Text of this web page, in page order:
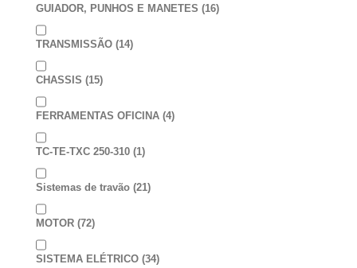
GUIADOR, PUNHOS E MANETES (16)
TRANSMISSÃO (14)
CHASSIS (15)
FERRAMENTAS OFICINA (4)
TC-TE-TXC 250-310 (1)
Sistemas de travão (21)
MOTOR (72)
SISTEMA ELÉTRICO (34)